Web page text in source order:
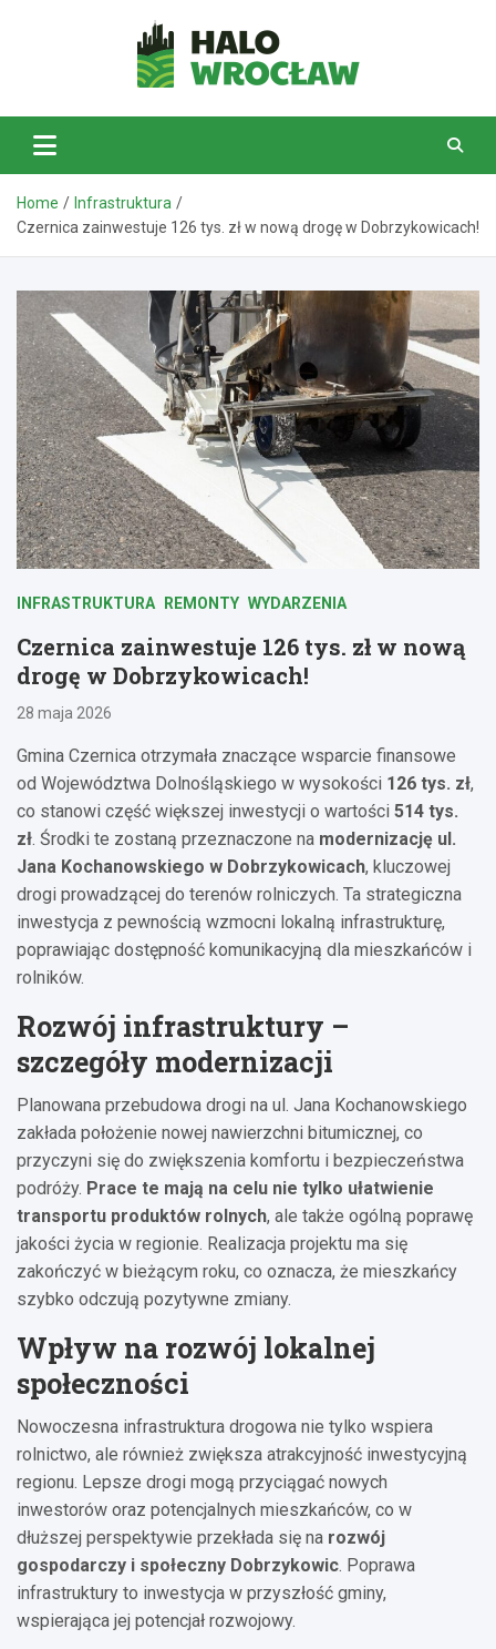
HaloWrocław.pl
Home
Infrastruktura
Czernica zainwestuje 126 tys. zł w nową drogę w Dobrzykowicach!
INFRASTRUKTURA REMONTY WYDARZENIA
Czernica zainwestuje 126 tys. zł w nową
drogę w Dobrzykowicach!
28 maja 2026
Gmina Czernica otrzymała znaczące wsparcie finansowe
od Województwa Dolnośląskiego w wysokości 126 tys. zł,
co stanowi część większej inwestycji o wartości 514 tys.
zł. Środki te zostaną przeznaczone na modernizację ul.
Jana Kochanowskiego w Dobrzykowicach, kluczowej
drogi prowadzącej do terenów rolniczych. Ta strategiczna
inwestycja z pewnością wzmocni lokalną infrastrukturę,
poprawiając dostępność komunikacyjną dla mieszkańców i
rolników.
Rozwój infrastruktury –
szczegóły modernizacji
Planowana przebudowa drogi na ul. Jana Kochanowskiego
zakłada położenie nowej nawierzchni bitumicznej, co
przyczyni się do zwiększenia komfortu i bezpieczeństwa
podróży. Prace te mają na celu nie tylko ułatwienie
transportu produktów rolnych, ale także ogólną poprawę
jakości życia w regionie. Realizacja projektu ma się
zakończyć w bieżącym roku, co oznacza, że mieszkańcy
szybko odczują pozytywne zmiany.
Wpływ na rozwój lokalnej
społeczności
Nowoczesna infrastruktura drogowa nie tylko wspiera
rolnictwo, ale również zwiększa atrakcyjność inwestycyjną
regionu. Lepsze drogi mogą przyciągać nowych
inwestorów oraz potencjalnych mieszkańców, co w
dłuższej perspektywie przekłada się na rozwój
gospodarczy i społeczny Dobrzykowic. Poprawa
infrastruktury to inwestycja w przyszłość gminy,
wspierająca jej potencjał rozwojowy.